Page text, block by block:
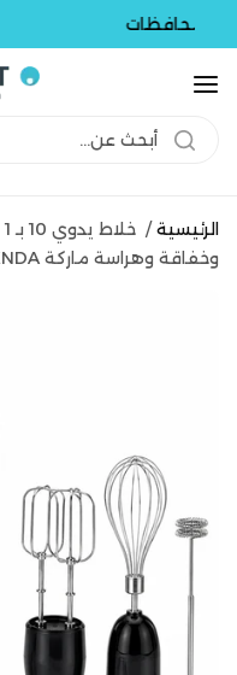
الرئيسية /
وخفاقة وهراسة ماركة BRKNDA